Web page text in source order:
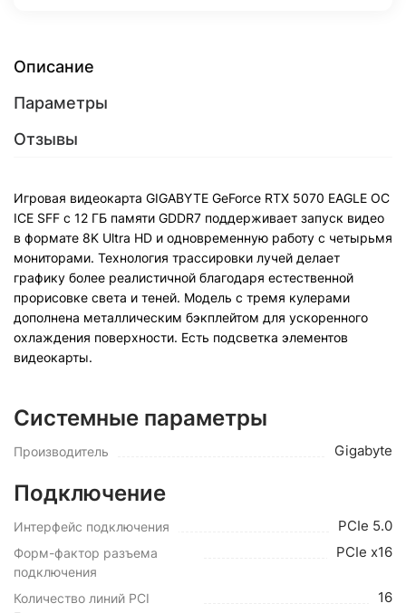
Описание
Параметры
Отзывы
Игровая видеокарта GIGABYTE GeForce RTX 5070 EAGLE OC
ICE SFF с 12 ГБ памяти GDDR7 поддерживает запуск видео
в формате 8K Ultra HD и одновременную работу с четырьмя
мониторами. Технология трассировки лучей делает
графику более реалистичной благодаря естественной
прорисовке света и теней. Модель с тремя кулерами
дополнена металлическим бэкплейтом для ускоренного
охлаждения поверхности. Есть подсветка элементов
видеокарты.
Системные параметры
Производитель Gigabyte
Подключение
Интерфейс подключения PCIe 5.0
Форм-фактор разъема
подключения
PCIe x16
Количество линий PCI
16